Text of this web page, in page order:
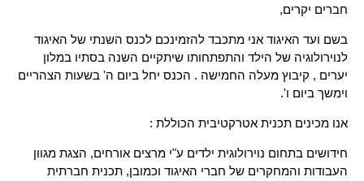
(אינ"ה)
30.10.2021
מלון
יערים,
החמישה
חברים יקרים,
בשם ועד האיגוד אני מתכבד להזמינכם לכנס השנתי של האיגוד
לנוירולוגיה של הילד והתפתחותו שיתקיים השנה בסתיו במלון
יערים , קיבוץ מעלה החמישה . הכנס יחל ביום ה' בשעות הצהריים
וימשך ביום ו'.
אנו מכינים תכנית אטרקטיבית הכוללת :
חידושים בתחום נוירולוגית ילדים ע"י מרצים אורחים, הצגת מגוון
העבודות והמחקרים של חברי האיגוד וכמובן, תכנית חברתית